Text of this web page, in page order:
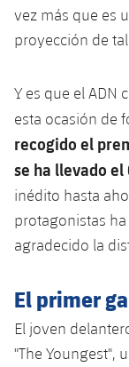
Palau
Estadi
Barça Cafe
La Masia
plusicon
más
Servicios
Servicios
plusicon
más
vez más que es
proyección de
Y es que el ADN
esta ocasión de
recogido el
se ha llevado el
inédito hasta
protagonistas
agradecido la
El primer
El joven
"The Youngest",